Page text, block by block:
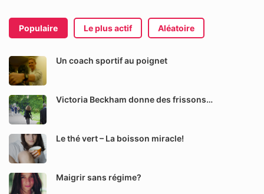
Populaire Le plus actif Aléatoire
Un coach sportif au poignet
Victoria Beckham donne des frissons…
Le thé vert – La boisson miracle!
Maigrir sans régime?